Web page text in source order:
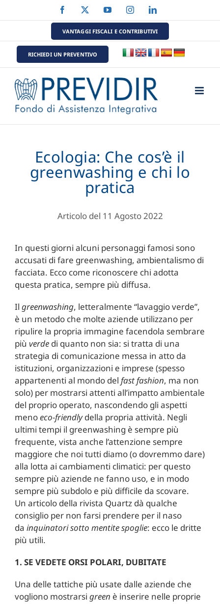
al
Facebook YouTubeInstagramLinkedIn
VANTAGGI FISCALI E CONTRIBUTIVI
RICHIEDI UN PREVENTIVO
Ecologia: Che cos’è il
greenwashing e chi lo
pratica
Articolo del 11 Agosto 2022
In questi giorni alcuni personaggi famosi sono
accusati di fare greenwashing, ambientalismo di
facciata. Ecco come riconoscere chi adotta
questa pratica, sempre più diffusa.
Il greenwashing, letteralmente “lavaggio verde”,
è un metodo che molte aziende utilizzano per
ripulire la propria immagine facendola sembrare
più verdedi quanto non sia: si tratta di una
strategia di comunicazione messa in atto da
istituzioni, organizzazioni e imprese (spesso
appartenenti al mondo del fast fashion, ma non
solo) per mostrarsi attenti all’impatto ambientale
del proprio operato, nascondendo gli aspetti
menoeco-friendlydella propria attività. Negli
ultimi tempi il greenwashing è sempre più
frequente, vista anche l’attenzione sempre
maggiore che noi tutti diamo (o dovremmo dare)
alla lotta ai cambiamenti climatici: per questo
sempre più aziende ne fanno uso, e in modo
sempre più subdolo e più difficile da scovare.
Un articolo della rivista Quartz dà qualche
consiglio per non farsi prendere per il naso
da inquinatori sotto mentite spoglie: ecco le dritte
più utili.
1. SE VEDETE ORSI POLARI, DUBITATE
Una delle tattiche più usate dalle aziende che
vogliono mostrarsi green è inserire nelle proprie